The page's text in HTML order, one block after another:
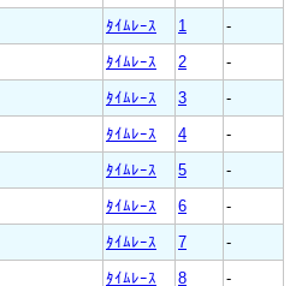
ﾀｲﾑﾚｰｽ 1
-
ﾀｲﾑﾚｰｽ 2
-
ﾀｲﾑﾚｰｽ 3
-
ﾀｲﾑﾚｰｽ 4
-
ﾀｲﾑﾚｰｽ 5
-
ﾀｲﾑﾚｰｽ 6
-
ﾀｲﾑﾚｰｽ 7
-
ﾀｲﾑﾚｰｽ 8
-